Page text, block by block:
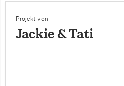
Projekt von
Jackie & Tati